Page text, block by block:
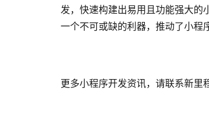
发，快速构建出易用且功能强大的
一个不可或缺的利器，推动了小程
更多小程序开发资讯，请联系新里